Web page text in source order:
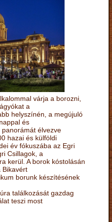
várja a borozni,
a
helyszínén, a megújuló
és
élvezve
hazai és külföldi
év fókuszába az Egri
Csillagok, a
kerül. A borok kóstolásán
Bikavért
borunk készítésének
találkozását gazdag
teszi most